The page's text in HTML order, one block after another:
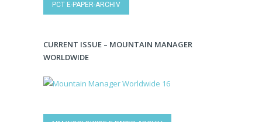
PCT E-PAPER-ARCHIV
CURRENT ISSUE – MOUNTAIN MANAGER
WORLDWIDE